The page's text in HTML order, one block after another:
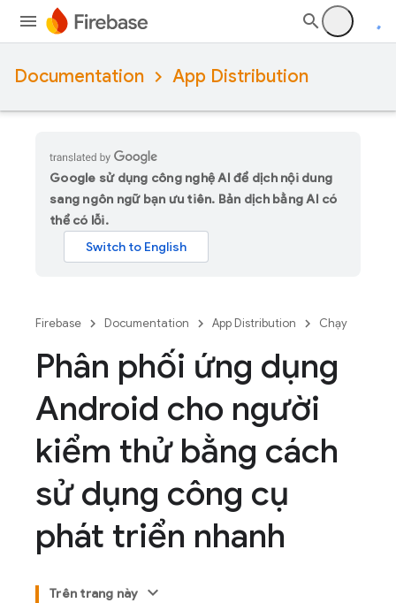
Documentation App Distribution
Google sử dụng công nghệ AI để dịch nội dung
sang ngôn ngữ bạn ưu tiên. Bản dịch bằng AI có
thể có lỗi.
Firebase Documentation App Distribution Chạy
Phân phối ứng dụng
Android cho người
kiểm thử bằng cách
sử dụng công cụ
phát triển nhanh
Trên trang này